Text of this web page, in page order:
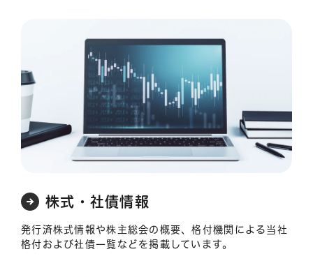
株式・社債情報
発行済株式情報や株主総会の概要、格付機関による当社
格付および社債一覧などを掲載しています。